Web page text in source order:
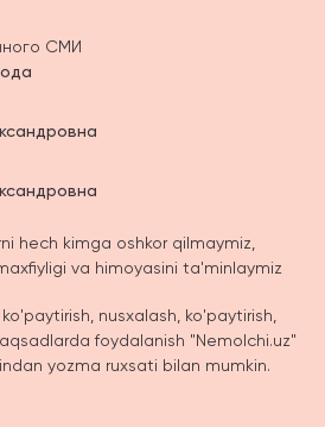
СМИ
hech kimga oshkor qilmaymiz,
va himoyasini ta'minlaymiz
nusxalash, ko'paytirish,
foydalanish "Nemolchi.uz"
yozma ruxsati bilan mumkin.